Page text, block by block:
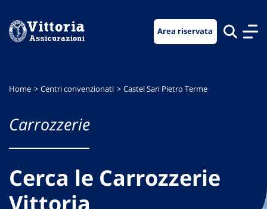
menu
contenuto
footer
Area riservata
Home Centri convenzionati Castel San Pietro Terme
Carrozzerie
Cerca le Carrozzerie
Vittoria